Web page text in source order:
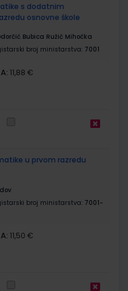
s dodatnim
osnovne škole
Bubica Ružić Mihočka
broj ministarstva: 7001
11,88 €
u prvom razredu
broj ministarstva: 7001-
11,50 €